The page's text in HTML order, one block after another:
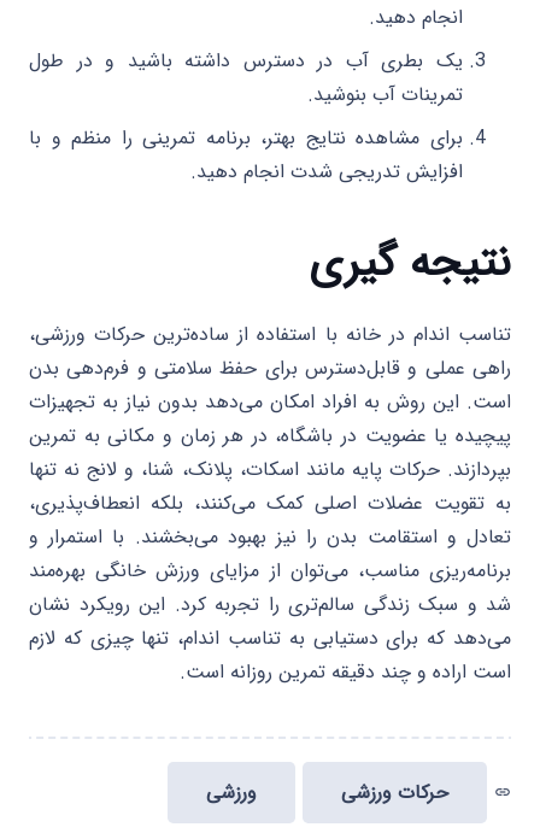
انجام دهید.
یک بطری آب در دسترس داشته باشید و در طول
تمرینات آب بنوشید.
برای مشاهده نتایج بهتر، برنامه تمرینی را منظم و با
افزایش تدریجی شدت انجام دهید.
نتیجه گیری
تناسب اندام در خانه با استفاده از ساده‌ترین حرکات ورزشی،
راهی عملی و قابل‌دسترس برای حفظ سلامتی و فرم‌دهی بدن
است. این روش به افراد امکان می‌دهد بدون نیاز به تجهیزات
پیچیده یا عضویت در باشگاه، در هر زمان و مکانی به تمرین
بپردازند. حرکات پایه مانند اسکات، پلانک، شنا، و لانج نه تنها
به تقویت عضلات اصلی کمک می‌کنند، بلکه انعطاف‌پذیری،
تعادل و استقامت بدن را نیز بهبود می‌بخشند. با استمرار و
برنامه‌ریزی مناسب، می‌توان از مزایای ورزش خانگی بهره‌مند
شد و سبک زندگی سالم‌تری را تجربه کرد. این رویکرد نشان
می‌دهد که برای دستیابی به تناسب اندام، تنها چیزی که لازم
است اراده و چند دقیقه تمرین روزانه است.
link حرکات ورزشی ورزشی